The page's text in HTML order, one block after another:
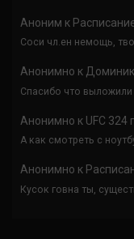
Аноним к
Соси чл.ен немощь,
Анонимно к
Спасибо что выложили
Анонимно к UFC 324
А как смотреть с
Анонимно к
Кусок говна ты,